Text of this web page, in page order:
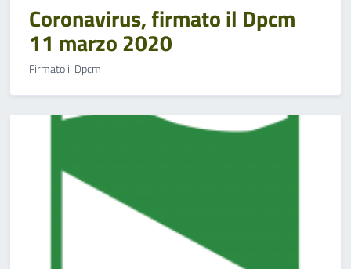
Coronavirus, firmato il Dpcm
11 marzo 2020
Firmato il Dpcm